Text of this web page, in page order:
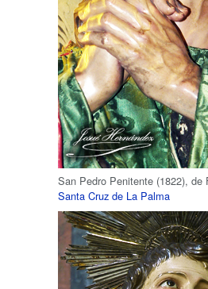
San Pedro Penitente (1822), de
Santa Cruz de La Palma